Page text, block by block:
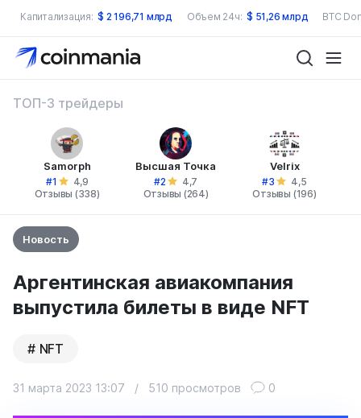
Капитализация: $ 2 196,71 млрд Объем 24ч: $ 51,26 млрд BTC
ТОП-3 трейдеры
Samorph
#1
4,9
Отзывы (338)
Высшая Точка
#2
4,7
Отзывы (264)
Velrix
#3
4,5
Отзывы (196)
Новость
Аргентинская авиакомпания
выпустила билеты в виде NFT
NFT
31 марта 2023 13:07 / 510 просмотров 0